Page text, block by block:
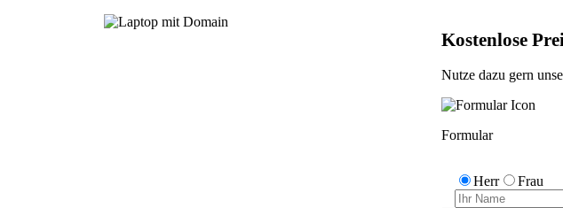
Kostenlose
Nutze dazu gern
Formular
Herr Frau